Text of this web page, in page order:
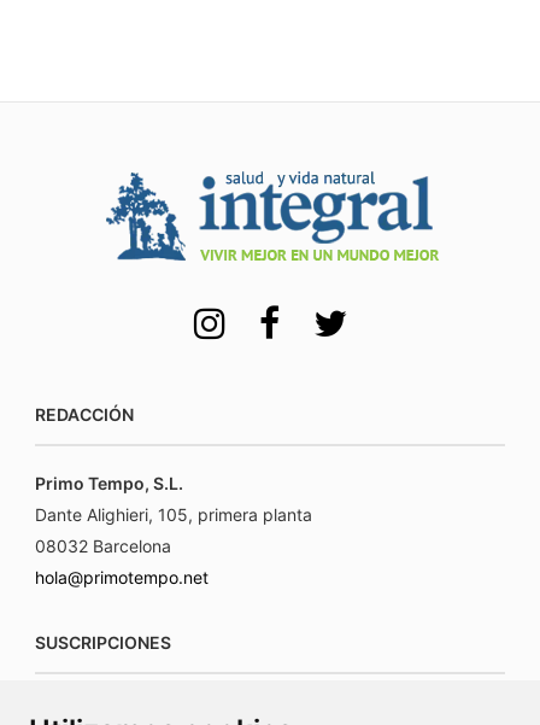
REDACCIÓN
Primo Tempo, S.L.
Dante Alighieri, 105, primera planta
08032 Barcelona
hola@primotempo.net
SUSCRIPCIONES